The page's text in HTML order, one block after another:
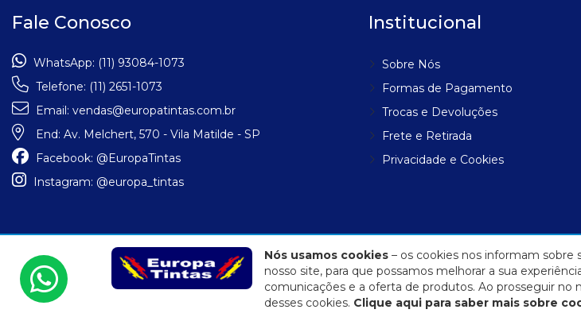
Fale Conosco
WhatsApp: (11) 93084-1073
Telefone: (11) 2651-1073
Email: vendas@europatintas.com.br
End: Av. Melchert, 570 - Vila Matilde - SP
Facebook: @EuropaTintas
Instagram: @europa_tintas
Institucional
Sobre Nós
Formas de Pagamento
Trocas e Devoluções
Frete e Retirada
Privacidade e Cookies
Eduardo Jose Fidalgo EPP | 04.557.284/0001-72
E-commerce integrado ao ERP Control Shop
© 2022 Max Scalla Informática | Todos os direitos reservados
Nós usamos cookies – os cookies nos informam
nosso site, para que possamos melhorar a sua
comunicações e a oferta de produtos. Ao prosseguir no
desses cookies. Clique aqui para saber mais sobre